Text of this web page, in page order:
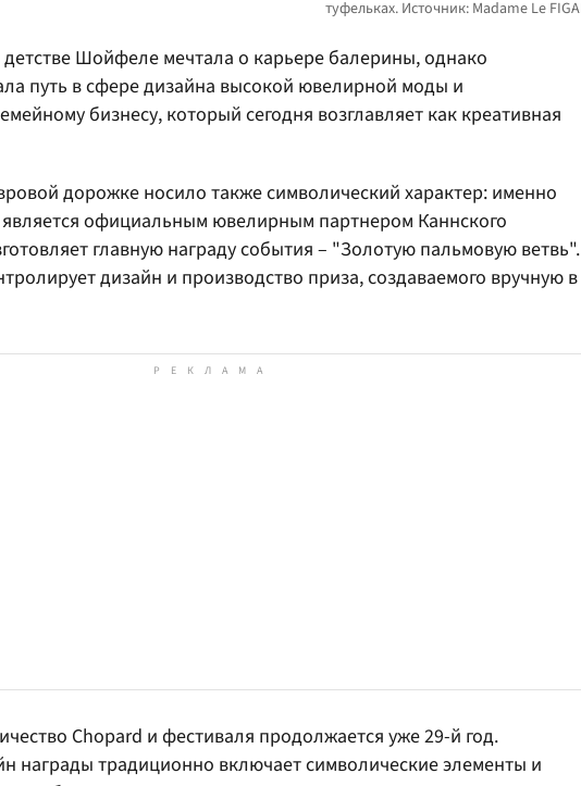
детстве Шойфеле мечтала о карьере балерины, однако
путь в сфере дизайна высокой ювелирной моды и
бизнесу, который сегодня возглавляет как креативная
дорожке носило также символический характер: именно
является официальным ювелирным партнером Каннского
главную награду события – "Золотую пальмовую ветвь".
дизайн и производство приза, создаваемого вручную в
Chopard и фестиваля продолжается уже 29-й год.
награды традиционно включает символические элементы и